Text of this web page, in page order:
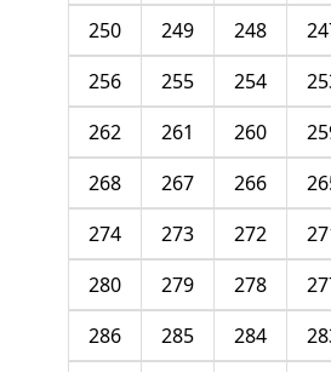
248
249
250
254
255
256
260
261
262
266
267
268
272
273
274
278
279
280
284
285
286